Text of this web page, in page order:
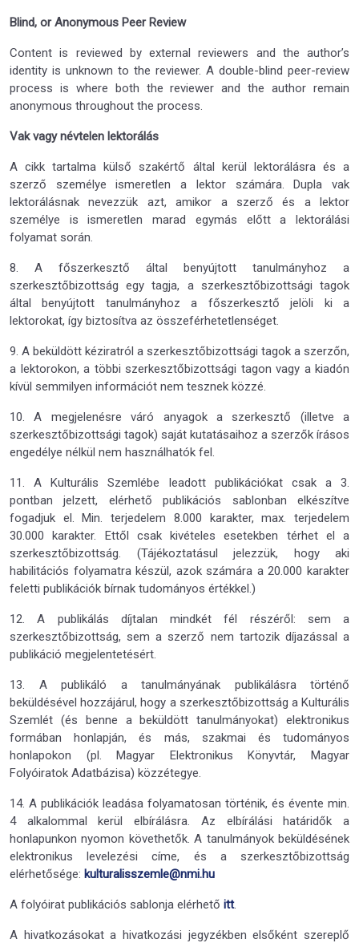
Blind, or Anonymous Peer Review
Content is reviewed by external reviewers and the author’s
identity is unknown to the reviewer. A double-blind peer-review
process is where both the reviewer and the author remain
anonymous throughout the process.
Vak vagy névtelen lektorálás
A cikk tartalma külső szakértő által kerül lektorálásra és a
szerző személye ismeretlen a lektor számára. Dupla vak
lektorálásnak nevezzük azt, amikor a szerző és a lektor
személye is ismeretlen marad egymás előtt a lektorálási
folyamat során.
8. A főszerkesztő által benyújtott tanulmányhoz a
szerkesztőbizottság egy tagja, a szerkesztőbizottsági tagok
által benyújtott tanulmányhoz a főszerkesztő jelöli ki a
lektorokat, így biztosítva az összeférhetetlenséget.
9. A beküldött kéziratról a szerkesztőbizottsági tagok a szerzőn,
a lektorokon, a többi szerkesztőbizottsági tagon vagy a kiadón
kívül semmilyen információt nem tesznek közzé.
10. A megjelenésre váró anyagok a szerkesztő (illetve a
szerkesztőbizottsági tagok) saját kutatásaihoz a szerzők írásos
engedélye nélkül nem használhatók fel.
11. A Kulturális Szemlébe leadott publikációkat csak a 3.
pontban jelzett, elérhető publikációs sablonban elkészítve
fogadjuk el. Min. terjedelem 8.000 karakter, max. terjedelem
30.000 karakter. Ettől csak kivételes esetekben térhet el a
szerkesztőbizottság. (Tájékoztatásul jelezzük, hogy aki
habilitációs folyamatra készül, azok számára a 20.000 karakter
feletti publikációk bírnak tudományos értékkel.)
12. A publikálás díjtalan mindkét fél részéről: sem a
szerkesztőbizottság, sem a szerző nem tartozik díjazással a
publikáció megjelentetésért.
13. A publikáló a tanulmányának publikálásra történő
beküldésével hozzájárul, hogy a szerkesztőbizottság a Kulturális
Szemlét (és benne a beküldött tanulmányokat) elektronikus
formában honlapján, és más, szakmai és tudományos
honlapokon (pl. Magyar Elektronikus Könyvtár, Magyar
Folyóiratok Adatbázisa) közzétegye.
14. A publikációk leadása folyamatosan történik, és évente min.
4 alkalommal kerül elbírálásra. Az elbírálási határidők a
honlapunkon nyomon követhetők. A tanulmányok beküldésének
elektronikus levelezési címe, és a szerkesztőbizottság
elérhetősége: kulturalisszemle@nmi.hu
A folyóirat publikációs sablonja elérhető itt.
A hivatkozásokat a hivatkozási jegyzékben elsőként szereplő